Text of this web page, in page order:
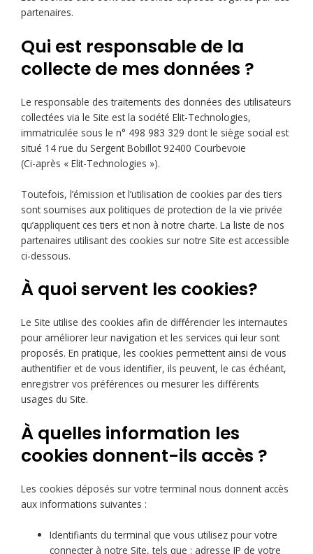
partenaires.
Qui est responsable de la
collecte de mes données ?
Le responsable des traitements des données des utilisateurs
collectées via le Site est la société Elit-Technologies,
immatriculée sous le n° 498 983 329 dont le siège social est
situé 14 rue du Sergent Bobillot 92400 Courbevoie
(Ci-après « Elit-Technologies »).
Toutefois, l’émission et l’utilisation de cookies par des tiers
sont soumises aux politiques de protection de la vie privée
qu’appliquent ces tiers et non à notre charte. La liste de nos
partenaires utilisant des cookies sur notre Site est accessible
ci-dessous.
À quoi servent les cookies?
Le Site utilise des cookies afin de différencier les internautes
pour améliorer leur navigation et les services qui leur sont
proposés. En pratique, les cookies permettent ainsi de vous
authentifier et de vous identifier, ils peuvent, le cas échéant,
enregistrer vos préférences ou mesurer les différents
usages du Site.
À quelles information les
cookies donnent-ils accès ?
Les cookies déposés sur votre terminal nous donnent accès
aux informations suivantes :
Identifiants du terminal que vous utilisez pour votre
connecter à notre Site, tels que : adresse IP de votre